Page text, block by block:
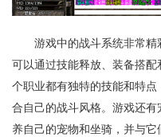
游戏中的战斗系统非常
可以通过技能释放、装备搭
个职业都有独特的技能和特
合自己的战斗风格。游戏还
养自己的宠物和坐骑，并与它